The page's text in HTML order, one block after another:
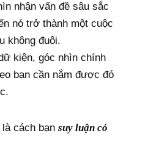
nhận vấn đề sâu sắc
nó trở thành một cuộc
không đuôi.
kiện, góc nhìn chính
bạn cần nắm được đó
là cách bạnsuy luận có